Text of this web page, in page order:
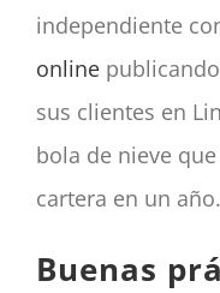
independiente
online
sus clientes en
bola de nieve
cartera en un año.
Buenas